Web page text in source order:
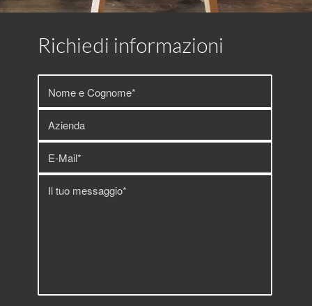
Richiedi informazioni